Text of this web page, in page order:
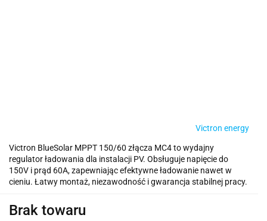
Victron energy
Victron BlueSolar MPPT 150/60 złącza MC4 to wydajny
regulator ładowania dla instalacji PV. Obsługuje napięcie do
150V i prąd 60A, zapewniając efektywne ładowanie nawet w
cieniu. Łatwy montaż, niezawodność i gwarancja stabilnej pracy.
Brak towaru